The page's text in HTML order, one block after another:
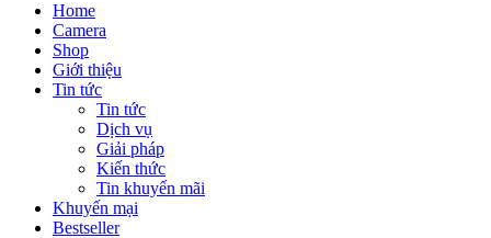
Home
Camera
Shop
Giới thiệu
Tin tức
Tin tức
Dịch vụ
Giải pháp
Kiến thức
Tin khuyến mãi
Khuyến mại
Bestseller